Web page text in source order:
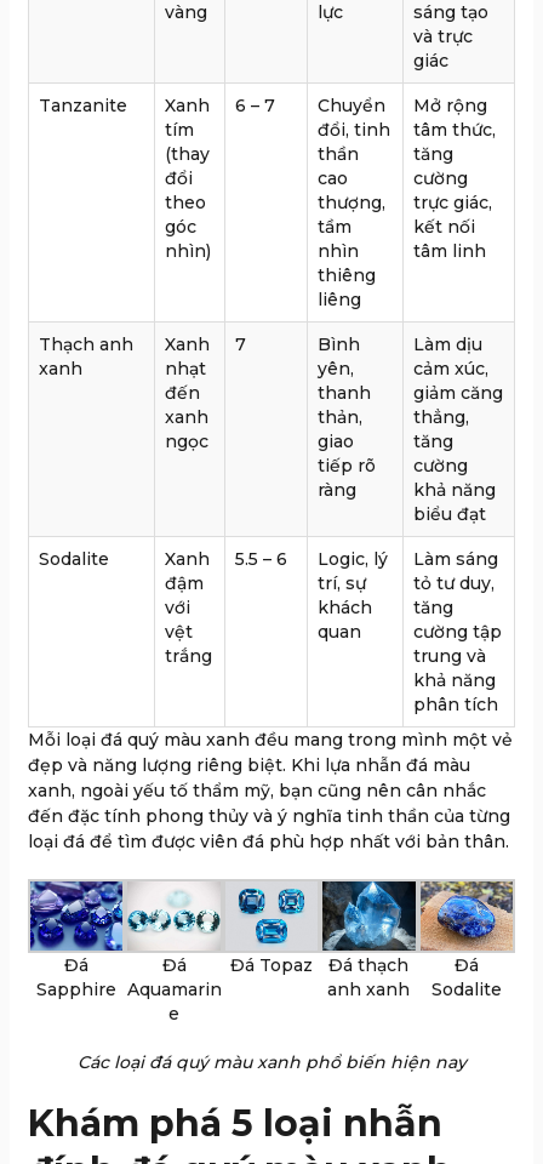
vàng
lực
sáng tạo
và trực
giác
Tanzanite
Xanh
tím
(thay
đổi
theo
góc
nhìn)
6 – 7
Chuyển
đổi, tinh
thần
cao
thượng,
tầm
nhìn
thiêng
liêng
Mở rộng
tâm thức,
tăng
cường
trực giác,
kết nối
tâm linh
Thạch anh
xanh
Xanh
nhạt
đến
xanh
ngọc
7
Bình
yên,
thanh
thản,
giao
tiếp rõ
ràng
Làm dịu
cảm xúc,
giảm căng
thẳng,
tăng
cường
khả năng
biểu đạt
Sodalite
Xanh
đậm
với
vệt
trắng
5.5 – 6
Logic, lý
trí, sự
khách
quan
Làm sáng
tỏ tư duy,
tăng
cường tập
trung và
khả năng
phân tích
Mỗi loại đá quý màu xanh đều mang trong mình một vẻ
đẹp và năng lượng riêng biệt. Khi lựa nhẫn đá màu
xanh, ngoài yếu tố thẩm mỹ, bạn cũng nên cân nhắc
đến đặc tính phong thủy và ý nghĩa tinh thần của từng
loại đá để tìm được viên đá phù hợp nhất với bản thân.
Đá
Sapphire
Đá
Aquamarin
e
Đá Topaz
Đá thạch
anh xanh
Đá
Sodalite
Các loại đá quý màu xanh phổ biến hiện nay
Khám phá 5 loại nhẫn